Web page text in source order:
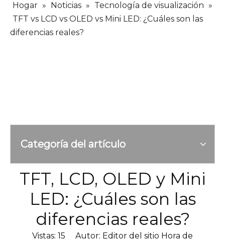
Hogar » Noticias » Tecnología de visualización »
TFT vs LCD vs OLED vs Mini LED: ¿Cuáles son las
diferencias reales?
Categoría del artículo
TFT, LCD, OLED y Mini
LED: ¿Cuáles son las
diferencias reales?
Vistas: 15 Autor: Editor del sitio Hora de